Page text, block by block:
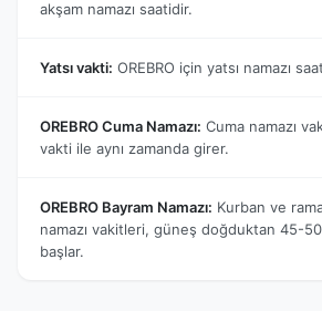
akşam namazı saatidir.
Yatsı vakti: OREBRO için yatsı namazı
OREBRO Cuma Namazı: Cuma namazı
vakti ile aynı zamanda girer.
OREBRO Bayram Namazı: Kurban ve
namazı vakitleri, güneş doğduktan 45-
başlar.